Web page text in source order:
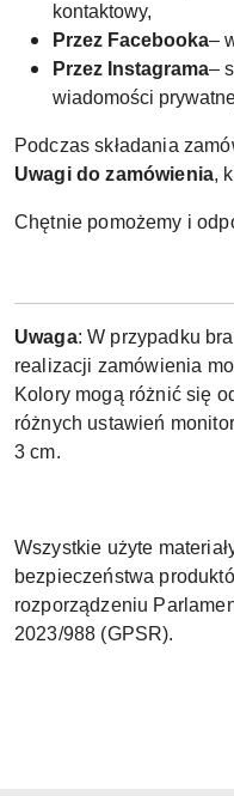
kontaktowy,
Przez Facebooka–
Przez Instagrama–
wiadomości
Podczas składania
Uwagi do zamówienia,
Chętnie pomożemy i
Uwaga: W przypadku
realizacji zamówienia
Kolory mogą różnić się
różnych ustawień
3 cm.
Wszystkie użyte
bezpieczeństwa
rozporządzeniu
2023/988 (GPSR).